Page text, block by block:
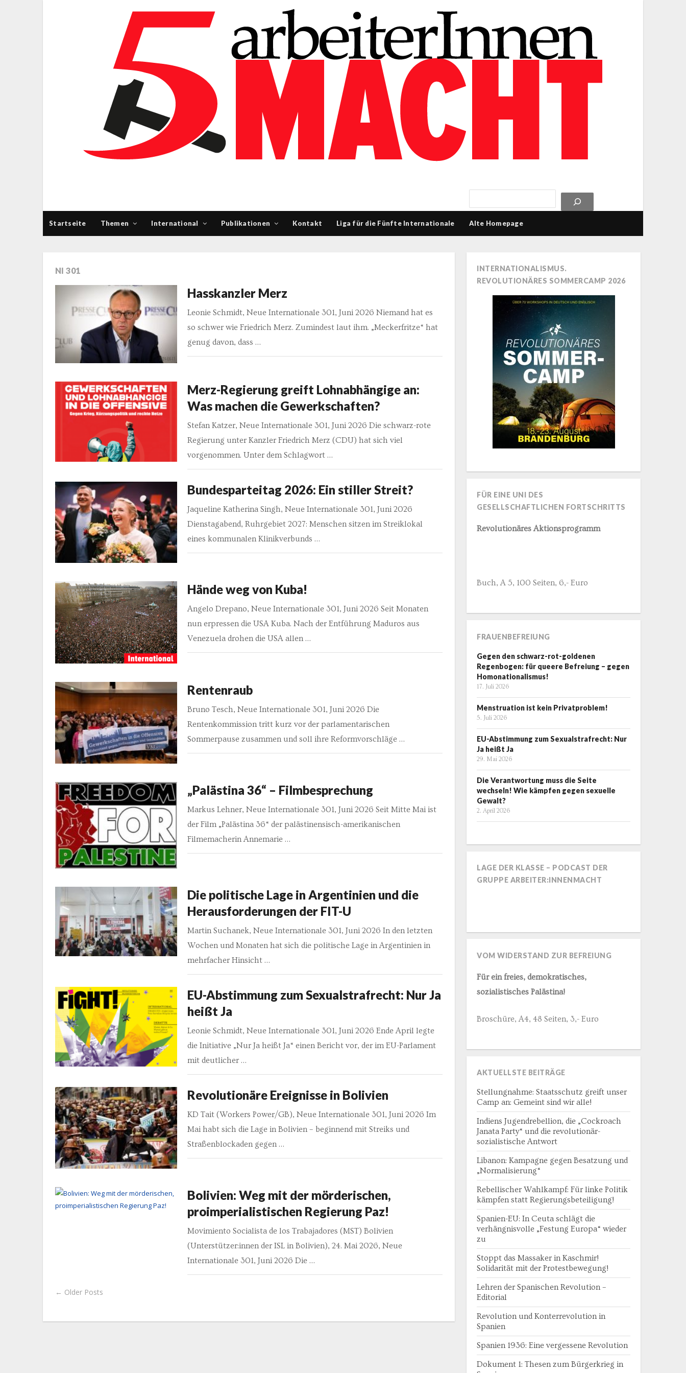
Startseite Themen International Publikationen Kontakt Liga für die Fünfte Internationale Alte Homepage
NI 301
Hasskanzler Merz
Leonie Schmidt, Neue Internationale 301, Juni 2026 Niemand hat es
so schwer wie Friedrich Merz. Zumindest laut ihm. „Meckerfritze“ hat
genug davon, dass …
Merz-Regierung greift Lohnabhängige an:
Was machen die Gewerkschaften?
Stefan Katzer, Neue Internationale 301, Juni 2026 Die schwarz-rote
Regierung unter Kanzler Friedrich Merz (CDU) hat sich viel
vorgenommen. Unter dem Schlagwort …
Bundesparteitag 2026: Ein stiller Streit?
Jaqueline Katherina Singh, Neue Internationale 301, Juni 2026
Dienstagabend, Ruhrgebiet 2027: Menschen sitzen im Streiklokal
eines kommunalen Klinikverbunds …
Hände weg von Kuba!
Angelo Drepano, Neue Internationale 301, Juni 2026 Seit Monaten
nun erpressen die USA Kuba. Nach der Entführung Maduros aus
Venezuela drohen die USA allen …
Rentenraub
Bruno Tesch, Neue Internationale 301, Juni 2026 Die
Rentenkommission tritt kurz vor der parlamentarischen
Sommerpause zusammen und soll ihre Reformvorschläge …
„Palästina 36“ – Filmbesprechung
Markus Lehner, Neue Internationale 301, Juni 2026 Seit Mitte Mai ist
der Film „Palästina 36“ der palästinensisch-amerikanischen
Filmemacherin Annemarie …
Die politische Lage in Argentinien und die
Herausforderungen der FIT-U
Martin Suchanek, Neue Internationale 301, Juni 2026 In den letzten
Wochen und Monaten hat sich die politische Lage in Argentinien in
mehrfacher Hinsicht …
EU-Abstimmung zum Sexualstrafrecht: Nur Ja
heißt Ja
Leonie Schmidt, Neue Internationale 301, Juni 2026 Ende April legte
die Initiative „Nur Ja heißt Ja“ einen Bericht vor, der im EU-Parlament
mit deutlicher …
Revolutionäre Ereignisse in Bolivien
KD Tait (Workers Power/GB), Neue Internationale 301, Juni 2026 Im
Mai habt sich die Lage in Bolivien – beginnend mit Streiks und
Straßenblockaden gegen …
Bolivien: Weg mit der mörderischen,
proimperialistischen Regierung Paz!
Movimiento Socialista de los Trabajadores (MST) Bolivien
(Unterstützer:innen der ISL in Bolivien), 24. Mai 2026, Neue
Internationale 301, Juni 2026 Die …
← Older Posts
INTERNATIONALISMUS.
REVOLUTIONÄRES SOMMERCAMP 2026
FÜR EINE UNI DES
GESELLSCHAFTLICHEN FORTSCHRITTS
Revolutionäres Aktionsprogramm
Buch, A 5, 100 Seiten, 6,- Euro
FRAUENBEFREIUNG
Gegen den schwarz-rot-goldenen
Regenbogen: für queere Befreiung – gegen
Homonationalismus!
17. Juli 2026
Menstruation ist kein Privatproblem!
5. Juli 2026
EU-Abstimmung zum Sexualstrafrecht: Nur
Ja heißt Ja
29. Mai 2026
Die Verantwortung muss die Seite
wechseln! Wie kämpfen gegen sexuelle
Gewalt?
2. April 2026
LAGE DER KLASSE – PODCAST DER
GRUPPE ARBEITER:INNENMACHT
VOM WIDERSTAND ZUR BEFREIUNG
Für ein freies, demokratisches,
sozialistisches Palästina!
Broschüre, A4, 48 Seiten, 3,- Euro
AKTUELLSTE BEITRÄGE
Stellungnahme: Staatsschutz greift unser
Camp an: Gemeint sind wir alle!
Indiens Jugendrebellion, die „Cockroach
Janata Party“ und die revolutionär-
sozialistische Antwort
Libanon: Kampagne gegen Besatzung und
„Normalisierung“
Rebellischer Wahlkampf: Für linke Politik
kämpfen statt Regierungsbeteiligung!
Spanien-EU: In Ceuta schlägt die
verhängnisvolle „Festung Europa“ wieder
zu
Stoppt das Massaker in Kaschmir!
Solidarität mit der Protestbewegung!
Lehren der Spanischen Revolution –
Editorial
Revolution und Konterrevolution in
Spanien
Spanien 1936: Eine vergessene Revolution
Dokument 1: Thesen zum Bürgerkrieg in